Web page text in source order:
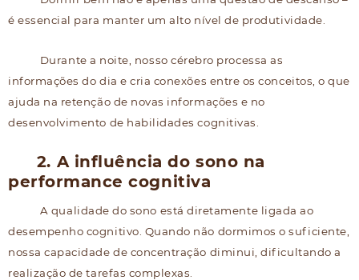
é essencial para manter um alto nível de produtividade.
Durante a noite, nosso cérebro processa as
informações do dia e cria conexões entre os conceitos, o que
ajuda na retenção de novas informações e no
desenvolvimento de habilidades cognitivas.
2. A influência do sono na
performance cognitiva
A qualidade do sono está diretamente ligada ao
desempenho cognitivo. Quando não dormimos o suficiente,
nossa capacidade de concentração diminui, dificultando a
realização de tarefas complexas.